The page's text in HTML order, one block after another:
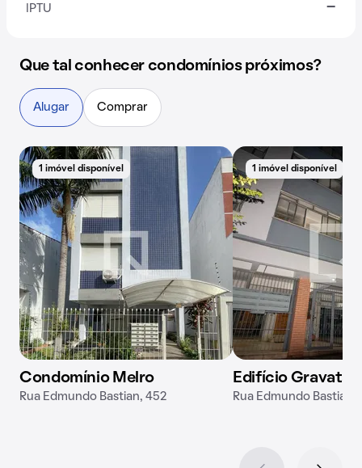
IPTU -
Que tal conhecer condomínios próximos?
Alugar Comprar
1 imóvel disponível
Condomínio Melro
Rua Edmundo Bastian, 452
1 imóvel disponível
Edifício Gravataí
Rua Edmundo Bastian,